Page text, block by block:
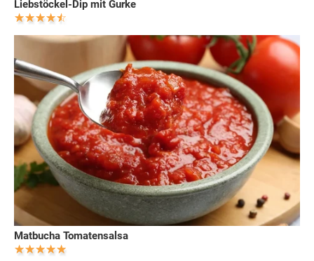
Liebstöckel-Dip mit Gurke
Matbucha Tomatensalsa